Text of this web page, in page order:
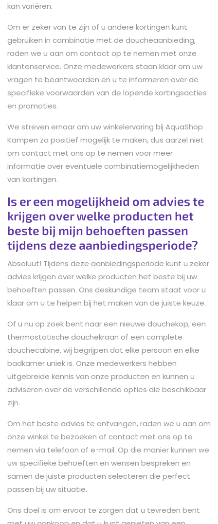
kan variëren.
Om er zeker van te zijn of u andere kortingen kunt
gebruiken in combinatie met de doucheaanbieding,
raden we u aan om contact op te nemen met onze
klantenservice. Onze medewerkers staan klaar om uw
vragen te beantwoorden en u te informeren over de
specifieke voorwaarden van de lopende kortingsacties
en promoties.
We streven ernaar om uw winkelervaring bij AquaShop
Kampen zo positief mogelijk te maken, dus aarzel niet
om contact met ons op te nemen voor meer
informatie over eventuele combinatiemogelijkheden
van kortingen.
Is er een mogelijkheid om advies te
krijgen over welke producten het
beste bij mijn behoeften passen
tijdens deze aanbiedingsperiode?
Absoluut! Tijdens deze aanbiedingsperiode kunt u zeker
advies krijgen over welke producten het beste bij uw
behoeften passen. Ons deskundige team staat voor u
klaar om u te helpen bij het maken van de juiste keuze.
Of u nu op zoek bent naar een nieuwe douchekop, een
thermostatische douchekraan of een complete
douchecabine, wij begrijpen dat elke persoon en elke
badkamer uniek is. Onze medewerkers hebben
uitgebreide kennis van onze producten en kunnen u
adviseren over de verschillende opties die beschikbaar
zijn.
Om het beste advies te ontvangen, raden we u aan om
onze winkel te bezoeken of contact met ons op te
nemen via telefoon of e-mail. Op die manier kunnen we
uw specifieke behoeften en wensen bespreken en
samen de juiste producten selecteren die perfect
passen bij uw situatie.
Ons doel is om ervoor te zorgen dat u tevreden bent